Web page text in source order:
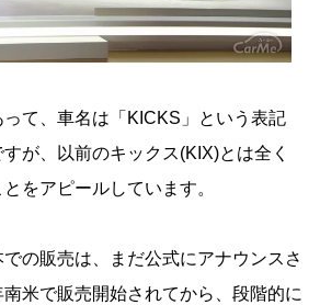
て、車名は「KICKS」という表記
が、以前のキックス(KIX)とは全く
をアピールしています。
の販売は、まだ公式にアナウンスさ
米で販売開始されてから、段階的に